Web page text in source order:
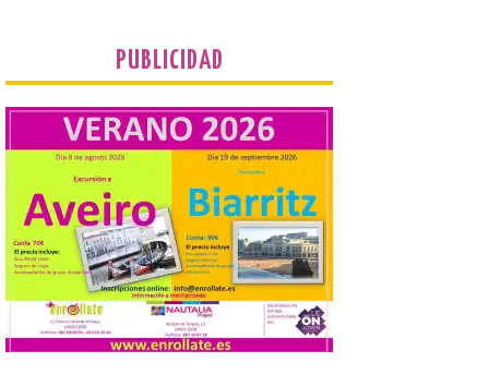
Unión del Pueblo […]
La Universidad de León
distribuye folletos con la
programación del evento
del eclipse solar que
organiza con la ESA y el
Ayuntamiento
7 Ago 2026
Los materiales ya pueden
recogerse gratuitamente
en la Oficina de
Información Turística de
PUBLICIDAD